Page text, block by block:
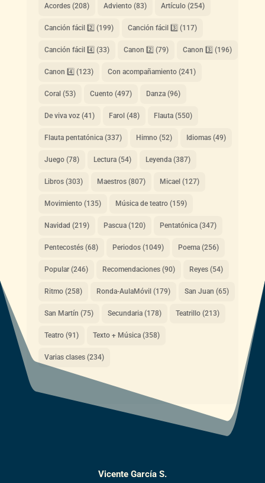
Acordes(208) Adviento(83) Artículo(254)
Canción fácil 2️⃣ (199) Canción fácil 3️⃣ (117)
Canción fácil 4️⃣ (33) Canon 2️⃣ (79) Canon 3️⃣ (196)
Canon 4️⃣ (123) Con acompañamiento(241)
Coral(53) Cuento(497) Danza(96)
De viva voz(41) Farol(48) Flauta(550)
Flauta pentatónica(337) Himno(52) Idiomas(49)
Juego(78) Lectura(54) Leyenda(387)
Libros(303) Maestros(807) Micael(127)
Movimiento(135) Música de teatro(159)
Navidad (219) Pascua(120) Pentatónica(347)
Pentecostés(68) Periodos(1049) Poema(256)
Popular(246) Recomendaciones(90) Reyes(54)
Ritmo(258) Ronda-AulaMóvil(179) San Juan (65)
San Martín (75) Secundaria(178) Teatrillo(213)
Teatro(91) Texto + Música(358)
Varias clases(234)
Vicente García S.